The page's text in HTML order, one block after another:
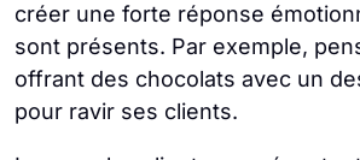
créer une forte réponse
sont présents. Par exemple,
offrant des chocolats avec un
pour ravir ses clients.